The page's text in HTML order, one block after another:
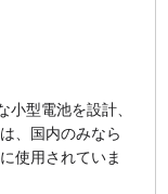
型電池を設計、
、国内のみなら
使用されていま